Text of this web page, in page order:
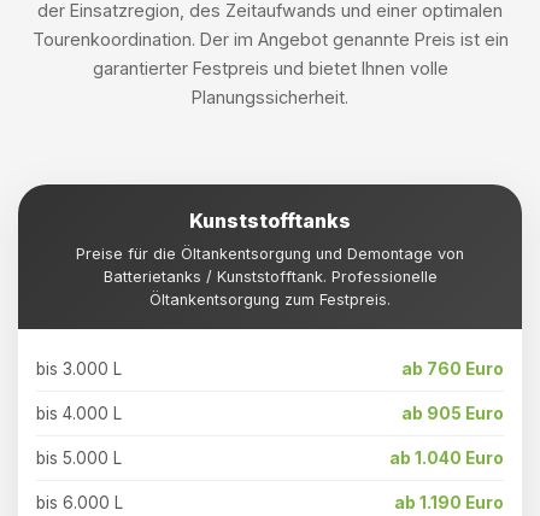
der Einsatzregion, des Zeitaufwands und einer optimalen
Tourenkoordination. Der im Angebot genannte Preis ist ein
garantierter Festpreis und bietet Ihnen volle
Planungssicherheit.
Kunststofftanks
Preise für die Öltankentsorgung und Demontage von
Batterietanks / Kunststofftank. Professionelle
Öltankentsorgung zum Festpreis.
bis 3.000 L ab 760 Euro
bis 4.000 L ab 905 Euro
bis 5.000 L ab 1.040 Euro
bis 6.000 L ab 1.190 Euro